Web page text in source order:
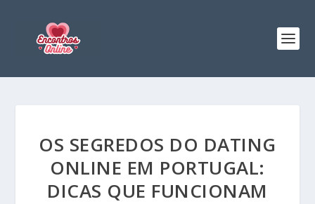
OS SEGREDOS DO DATING
ONLINE EM PORTUGAL:
DICAS QUE FUNCIONAM